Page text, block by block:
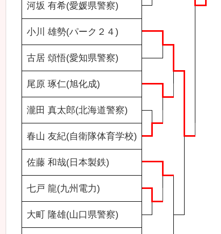
河坂 有希(愛媛県警察)
小川 雄勢(パーク２４)
古居 頌悟(愛知県警察)
尾原 琢仁(旭化成)
瀧田 真太郎(北海道警察)
春山 友紀(自衛隊体育学校)
佐藤 和哉(日本製鉄)
七戸 龍(九州電力)
大町 隆雄(山口県警察)